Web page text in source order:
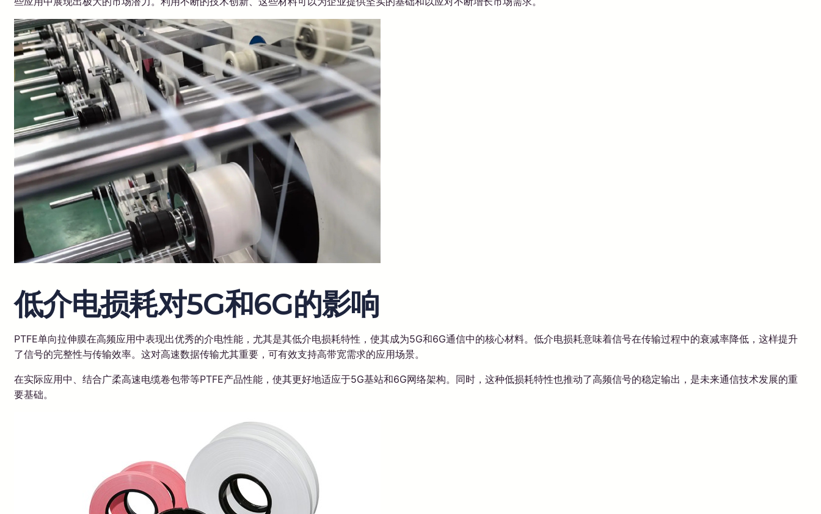
低介电损耗对5G和6G的影响
PTFE单向拉伸膜在高频应用中表现出优秀的介电性能，尤其是其低介电损耗特性，使其成为5G和6G通信中的核心材料。低介电损耗意味着信号在传输过程中的衰减率降低，这样提升
了信号的完整性与传输效率。这对高速数据传输尤其重要，可有效支持高带宽需求的应用场景。
在实际应用中、结合广柔高速电缆卷包带等PTFE产品性能，使其更好地适应于5G基站和6G网络架构。同时，这种低损耗特性也推动了高频信号的稳定输出，是未来通信技术发展的重
要基础。